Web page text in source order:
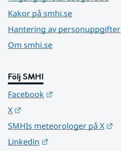
Kakor på smhi.se
Hantering av personuppgifter
Om smhi.se
Följ SMHI
Facebook
X
SMHIs meteorologer på X
Linkedin